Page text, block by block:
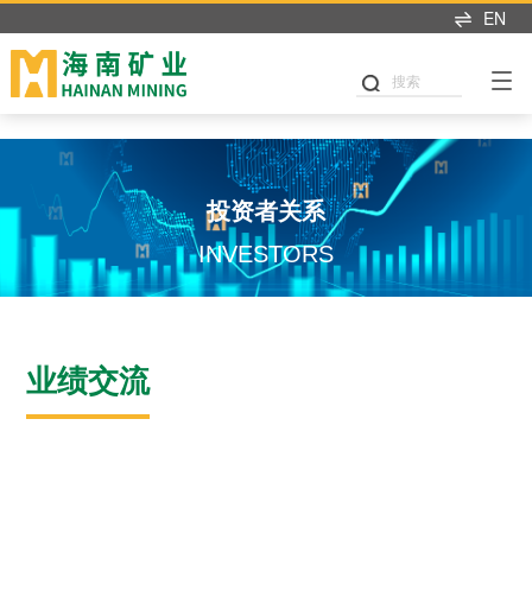
米兰app入口站官网 EN
搜索
投资者关系
INVESTORS
业绩交流